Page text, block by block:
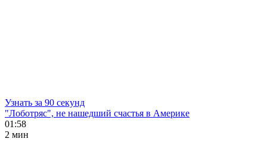
Узнать за 90 секунд
"Лоботряс", не нашедший счастья в Америке
01:58
2 мин